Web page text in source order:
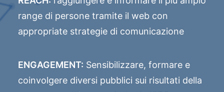
range di persone tramite il web con
appropriate strategie di comunicazione
ENGAGEMENT: Sensibilizzare, formare e
coinvolgere diversi pubblici sui risultati della